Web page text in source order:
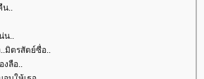
น..
น..
มิตรสัตย์ซื่อ..
งลือ..